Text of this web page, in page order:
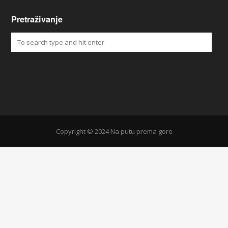
Pretraživanje
Copyright © 2024 Na putu prema gore